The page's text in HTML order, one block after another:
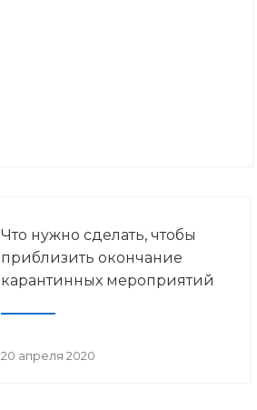
Что нужно сделать, чтобы
приблизить окончание
карантинных мероприятий
20 апреля 2020